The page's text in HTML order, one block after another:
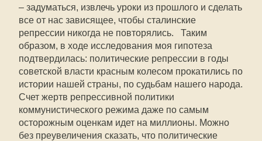
– задуматься, извлечь уроки из прошлого и сделать
все от нас зависящее, чтобы сталинские
репрессии никогда не повторялись. Таким
образом, в ходе исследования моя гипотеза
подтвердилась: политические репрессии в годы
советской власти красным колесом прокатились по
истории нашей страны, по судьбам нашего народа.
Счет жертв репрессивной политики
коммунистического режима даже по самым
осторожным оценкам идет на миллионы. Можно
без преувеличения сказать, что политические